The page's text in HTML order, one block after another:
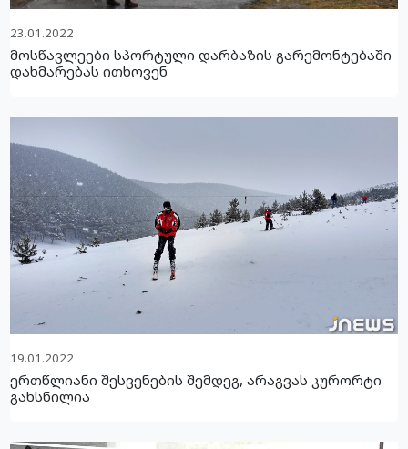
23.01.2022
მოსწავლეები სპორტული დარბაზის გარემონტებაში
დახმარებას ითხოვენ
19.01.2022
ერთწლიანი შესვენების შემდეგ, არაგვას კურორტი
გახსნილია